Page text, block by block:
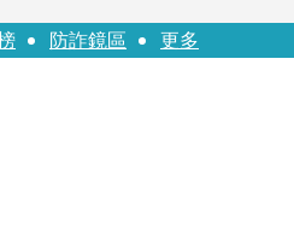
撤出！
防詐鏡區 更多